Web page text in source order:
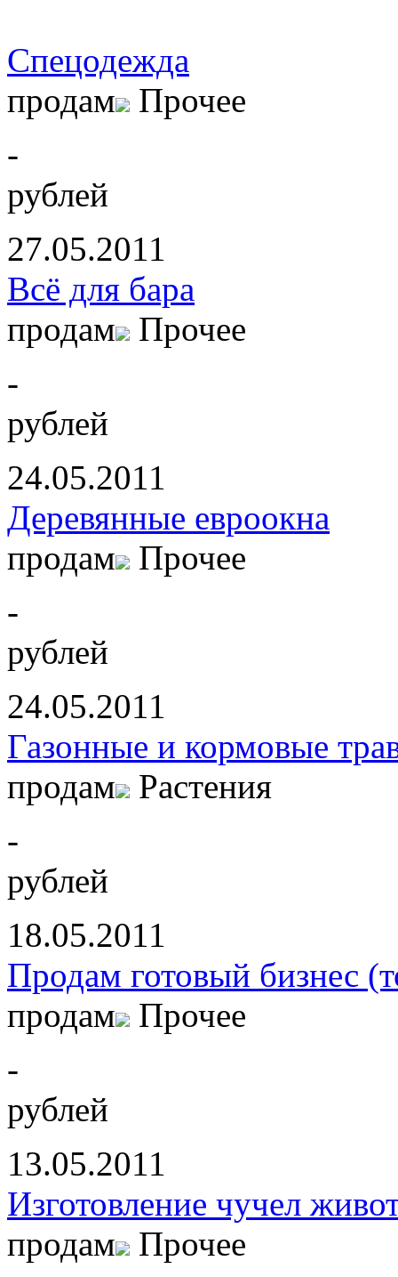
Спецодежда
продам
Прочее
-
рублей
27.05.2011
Всё для бара
продам
Прочее
-
рублей
24.05.2011
Деревянные евроокна
продам
Прочее
-
рублей
24.05.2011
Газонные и кормовые
продам
Растения
-
рублей
18.05.2011
Продам готовый бизнес
продам
Прочее
-
рублей
13.05.2011
Изготовление чучел
продам
Прочее